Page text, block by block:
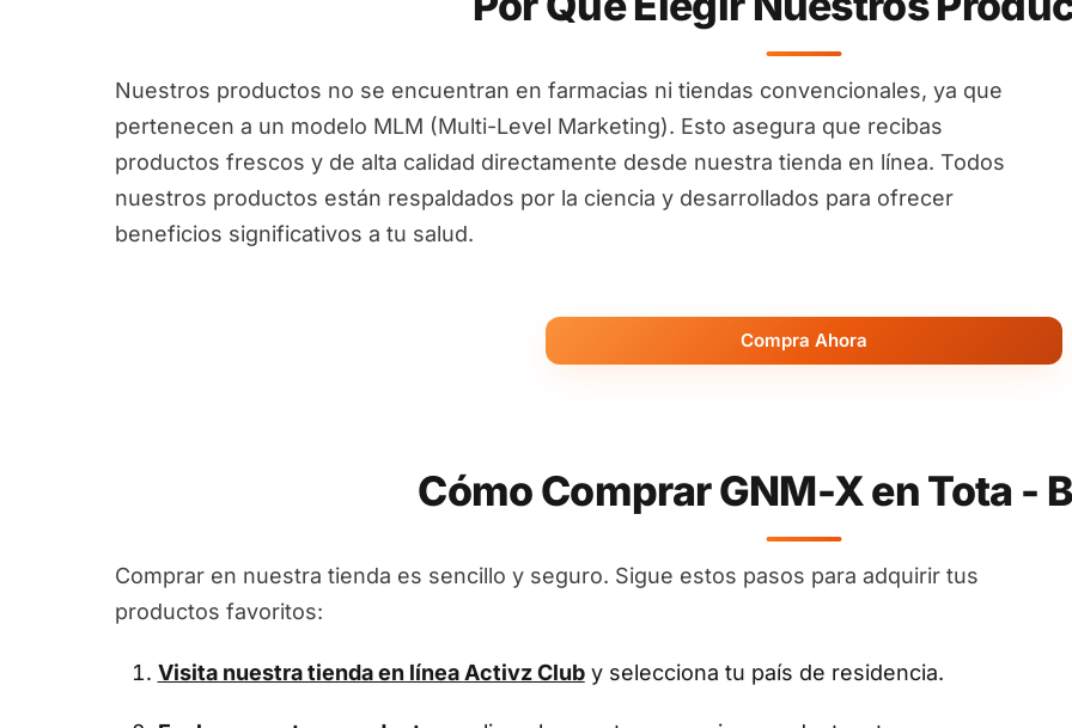
Nuestros productos no se encuentran en farmacias ni tiendas convencionales, ya que
pertenecen a un modelo MLM (Multi-Level Marketing). Esto asegura que recibas
productos frescos y de alta calidad directamente desde nuestra tienda en línea. Todos
nuestros productos están respaldados por la ciencia y desarrollados para ofrecer
beneficios significativos a tu salud.
Compra Ahora
Cómo Comprar GNM-X en Tota -
Comprar en nuestra tienda es sencillo y seguro. Sigue estos pasos para adquirir tus
productos favoritos:
Visita nuestra tienda en línea Activz Cluby selecciona tu país de residencia.